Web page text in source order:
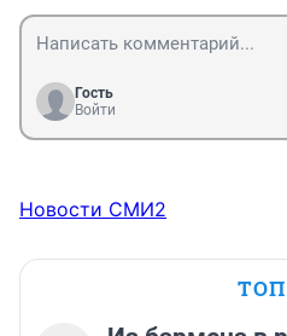
Гость
Войти
Новости СМИ2
ТОП